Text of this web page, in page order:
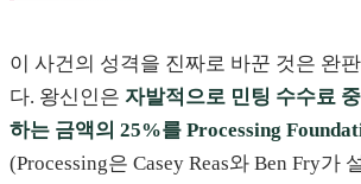
이 사건의 성격을 진짜로 바꾼 것은 완
다. 왕신인은 자발적으로 민팅 수수료
하는 금액의 25%를 Processing
(Processing은 Casey Reas와 Ben Fry가